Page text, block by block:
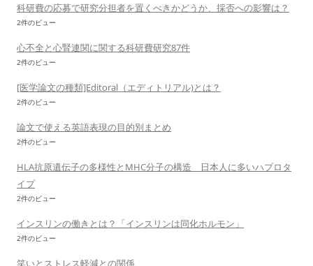
科研費の応募で研究分担者を置くべきかどうか、採否への影響は？
2件のビュー
心不全と心腎連関に関する科研費研究87件
2件のビュー
[医学論文の種類]Editoral（エディトリアル)とは？
2件のビュー
論文で使える英語表現の目的別まとめ
2件のビュー
HLA抗原遺伝子の多様性とMHC分子の構造 日本人に多いハプロタ
イプ
2件のビュー
インスリンの働きとは？「インスリンは同化ホルモン」
2件のビュー
笑いとストレス軽減との関係